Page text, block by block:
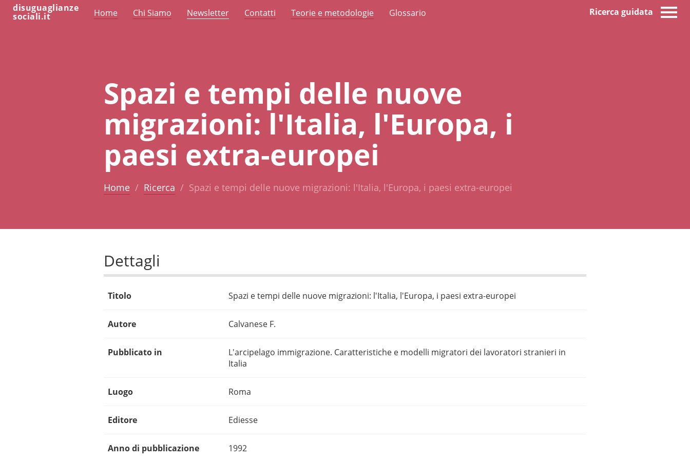
disuguaglianze
sociali.it Home Chi Siamo Newsletter Contatti Teorie e metodologie Glossario Ricerca guidata
Spazi e tempi delle nuove
migrazioni: l'Italia, l'Europa, i
paesi extra-europei
Home Ricerca Spazi e tempi delle nuove migrazioni: l'Italia, l'Europa, i paesi extra-europei
Dettagli
Titolo Spazi e tempi delle nuove migrazioni: l'Italia, l'Europa, i paesi extra-europei
Autore Calvanese F.
Pubblicato in
L'arcipelago immigrazione. Caratteristiche e modelli migratori dei lavoratori stranieri in
Italia
Luogo Roma
Editore Ediesse
Anno di pubblicazione 1992